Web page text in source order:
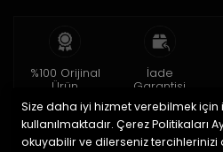
%100 Orijinal
Ürün
2 yıl garanti
İade
Garantisi
15 gün içinde
iade
Size daha iyi hizmet verebilmek
kullanılmaktadır. Çerez Politikaları
okuyabilir ve dilerseniz tercihlerinizi